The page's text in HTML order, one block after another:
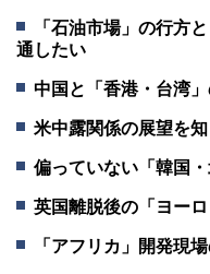
「石油市場」の行方
通したい
中国と「香港・台湾
米中露関係の展望を
偏っていない「韓国
英国離脱後の「ヨー
「アフリカ」開発現